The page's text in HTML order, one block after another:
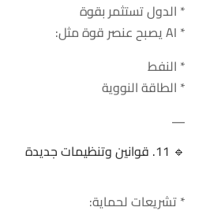
* الدول تستثمر بقوة
* AI يصبح عنصر قوة مثل:
* النفط
* الطاقة النووية
—
🔹 11. قوانين وتنظيمات جديدة
* تشريعات لحماية: